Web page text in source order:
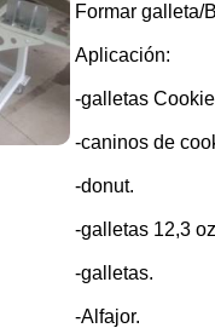
Formar galleta/
Aplicación:
-galletas
-caninos de
-donut.
-galletas 12,3
-galletas.
-Alfajor.